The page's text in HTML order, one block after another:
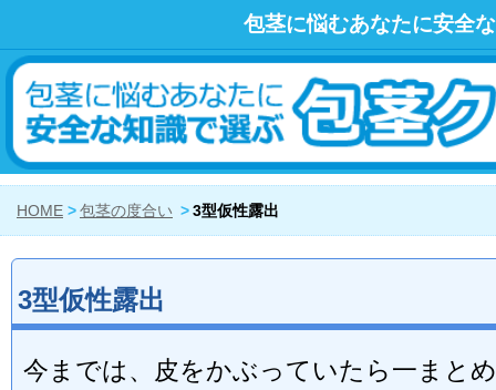
包茎に悩むあなたに安全
HOME 包茎の度合い 3型仮性露出
3型仮性露出
今までは、皮をかぶっていたら一まと